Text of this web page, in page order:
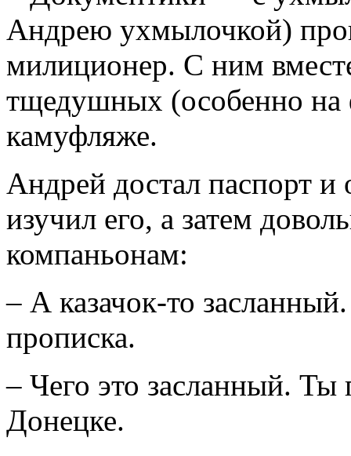
Андрею ухмылочкой)
милиционер. С ним
тщедушных (особенно на
камуфляже.
Андрей достал паспорт и
изучил его, а затем
компаньонам:
– А казачок-то
прописка.
– Чего это засланный. Ты
Донецке.